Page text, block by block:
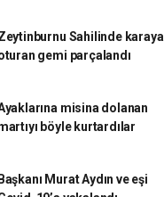
Sahilinde karaya
gemi parçalandı
misina dolanan
böyle kurtardılar
Başkanı Murat Aydın ve eşi